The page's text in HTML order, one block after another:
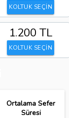
KOLTUK SEÇİN
1.200 TL
KOLTUK SEÇİN
Ortalama Sefer
Süresi